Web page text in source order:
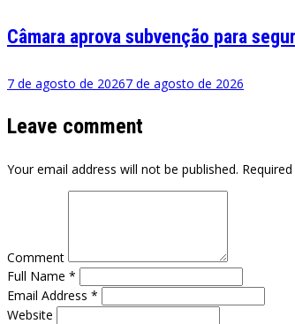
Câmara aprova subvenção para
7 de agosto de 20267 de agosto de 2026
Leave comment
Your email address will not be published.
Comment
Full Name *
Email Address *
Website